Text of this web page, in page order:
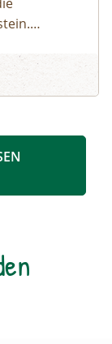
Der
Hintersee